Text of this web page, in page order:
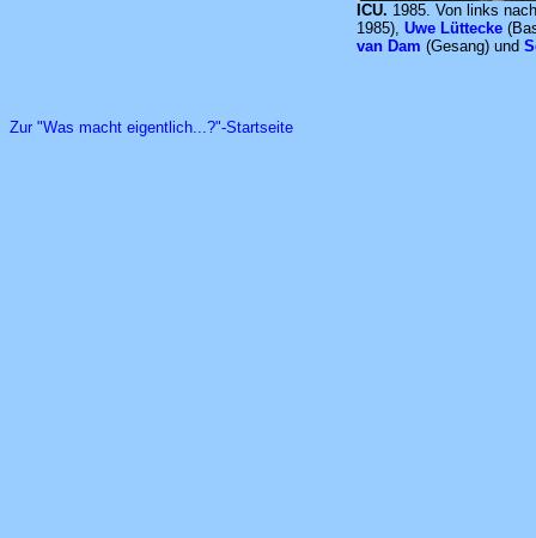
ICU. 1985. Von links
1985), Uwe Lüttecke
van Dam (Gesang) und
Zur "Was macht eigentlich...?"-Startseite